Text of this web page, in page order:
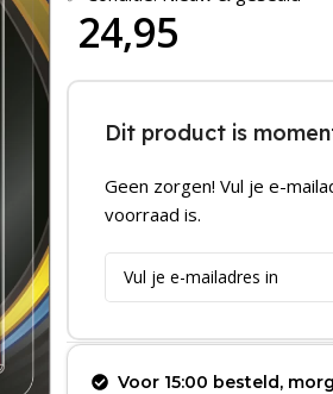
24,95
Dit product is
Geen zorgen! Vul je e-
voorraad is.
Voor 15:00 besteld,